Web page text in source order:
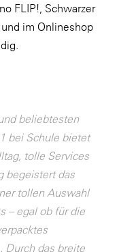
und
FLIP!, Schwarzer
im Onlineshop
beliebtesten
bei Schule bietet
tolle Services
begeistert das
tollen Auswahl
– egal ob für die
Durch das breite